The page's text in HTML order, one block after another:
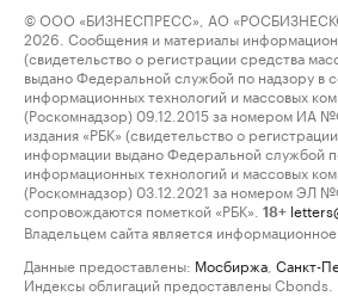
© ООО «БИЗНЕСПРЕСС», АО
2026. Сообщения и материалы
(свидетельство о регистрации средства
выдано Федеральной службой по надзору в
информационных технологий и массовых
(Роскомнадзор) 09.12.2015 за номером ИА
издания «РБК» (свидетельство о
информации выдано Федеральной службой
информационных технологий и массовых
(Роскомнадзор) 03.12.2021 за номером ЭЛ
сопровождаются пометкой «РБК».
18+
Владельцем сайта является информационное
Данные предоставлены: Мосбиржа Санкт-
Индексы облигаций предоставлены Cbonds.